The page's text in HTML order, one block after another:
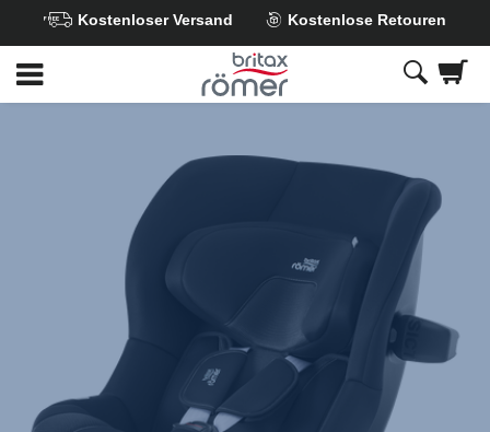
Hauptinhalt
springen
Kostenloser Versand Kostenlose Retouren